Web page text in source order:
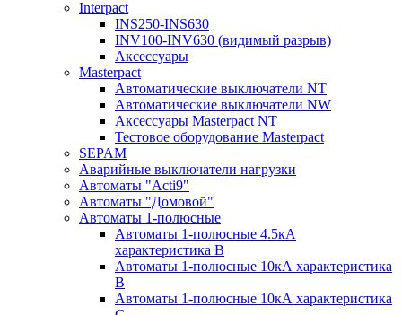
Interpact
INS250-INS630
INV100-INV630 (видимый разрыв)
Аксессуары
Masterpact
Автоматические выключатели NT
Автоматические выключатели NW
Аксессуары Masterpact NT
Тестовое оборудование Masterpact
SEPAM
Аварийные выключатели нагрузки
Автоматы "Acti9"
Автоматы "Домовой"
Автоматы 1-полюсные
Автоматы 1-полюсные 4.5кА
характеристика В
Автоматы 1-полюсные 10кА характеристика
B
Автоматы 1-полюсные 10кА характеристика